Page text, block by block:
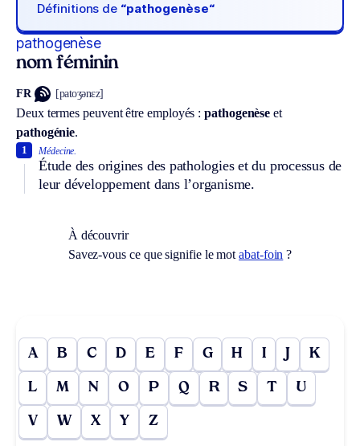
Définitions de “pathogenèse“
pathogenèse
nom féminin
FR [patoʒənɛz]
Deux termes peuvent être employés :pathogenèseet
pathogénie.
Médecine.
Étude des origines des pathologies et du processus de
leur développement dans l’organisme.
1
À découvrir
Savez-vous ce que signifie le motabat-foin ?
A B C D E F G H I J K
L M N O P Q R S T U
V W X Y Z